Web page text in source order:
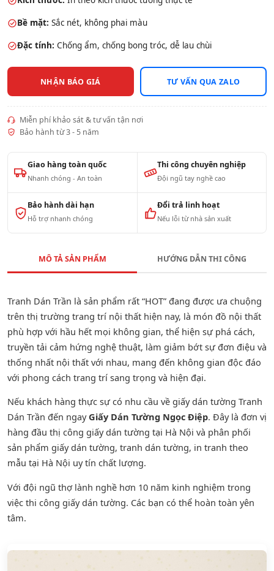
Bề mặt: Sắc nét, không phai màu
Đặc tính: Chống ẩm, chống bong tróc, dễ lau chùi
NHẬN BÁO GIÁ TƯ VẤN QUA ZALO
Miễn phí khảo sát & tư vấn tận nơi
Bảo hành từ 3 - 5 năm
Giao hàng toàn quốc
Nhanh chóng - An toàn
Thi công chuyên nghiệp
Đội ngũ tay nghề cao
Bảo hành dài hạn
Hỗ trợ nhanh chóng
Đổi trả linh hoạt
Nếu lỗi từ nhà sản xuất
MÔ TẢ SẢN PHẨM HƯỚNG DẪN THI CÔNG
Tranh Dán Trần là sản phẩm rất “HOT” đang được ưa chuộng
trên thị trường trang trí nội thất hiện nay, là món đồ nội thất
phù hợp với hầu hết mọi không gian, thể hiện sự phá cách,
truyền tải cảm hứng nghệ thuật, làm giảm bớt sự đơn điệu và
thống nhất nội thất với nhau, mang đến không gian độc đáo
với phong cách trang trí sang trọng và hiện đại.
Nếu khách hàng thực sự có nhu cầu về giấy dán tường Tranh
Dán Trần đến ngayGiấy Dán Tường Ngọc Điệp. Đây là đơn vị
hàng đầu thị công giấy dán tường tại Hà Nội và phân phối
sản phẩm giấy dán tường, tranh dán tường, in tranh theo
mẫu tại Hà Nội uy tín chất lượng.
Với đội ngũ thợ lành nghề hơn 10 năm kinh nghiệm trong
việc thi công giấy dán tường. Các bạn có thể hoàn toàn yên
tâm.